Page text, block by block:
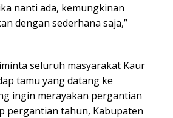
nanti ada, kemungkinan
dengan sederhana saja,”
seluruh masyarakat Kaur
tamu yang datang ke
ingin merayakan pergantian
pergantian tahun, Kabupaten